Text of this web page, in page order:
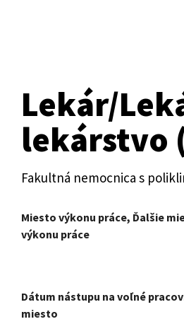
Lekár/
lekárstvo
Fakultná nemocnica s
Miesto výkonu práce, Ďalšie
výkonu práce
Dátum nástupu na voľné
miesto